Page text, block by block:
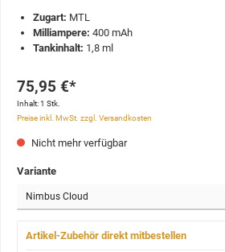
Zugart: MTL
Milliampere: 400 mAh
Tankinhalt: 1,8 ml
75,95 €*
Inhalt:1 Stk.
Preise inkl. MwSt. zzgl. Versandkosten
Nicht mehr verfügbar
Variante
Artikel-Zubehör direkt mitbestellen